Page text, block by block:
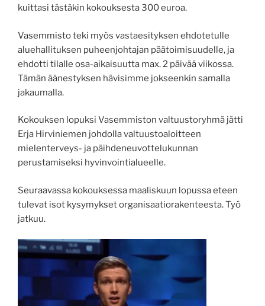
kuittasi tästäkin kokouksesta 300 euroa.
Vasemmisto teki myös vastaesityksen ehdotetulle
aluehallituksen puheenjohtajan päätoimisuudelle, ja
ehdotti tilalle osa-aikaisuutta max. 2 päivää viikossa.
Tämän äänestyksen hävisimme jokseenkin samalla
jakaumalla.
Kokouksen lopuksi Vasemmiston valtuustoryhmä jätti
Erja Hirviniemen johdolla valtuustoaloitteen
mielenterveys- ja päihdeneuvottelukunnan
perustamiseksi hyvinvointialueelle.
Seuraavassa kokouksessa maaliskuun lopussa eteen
tulevat isot kysymykset organisaatiorakenteesta. Työ
jatkuu.